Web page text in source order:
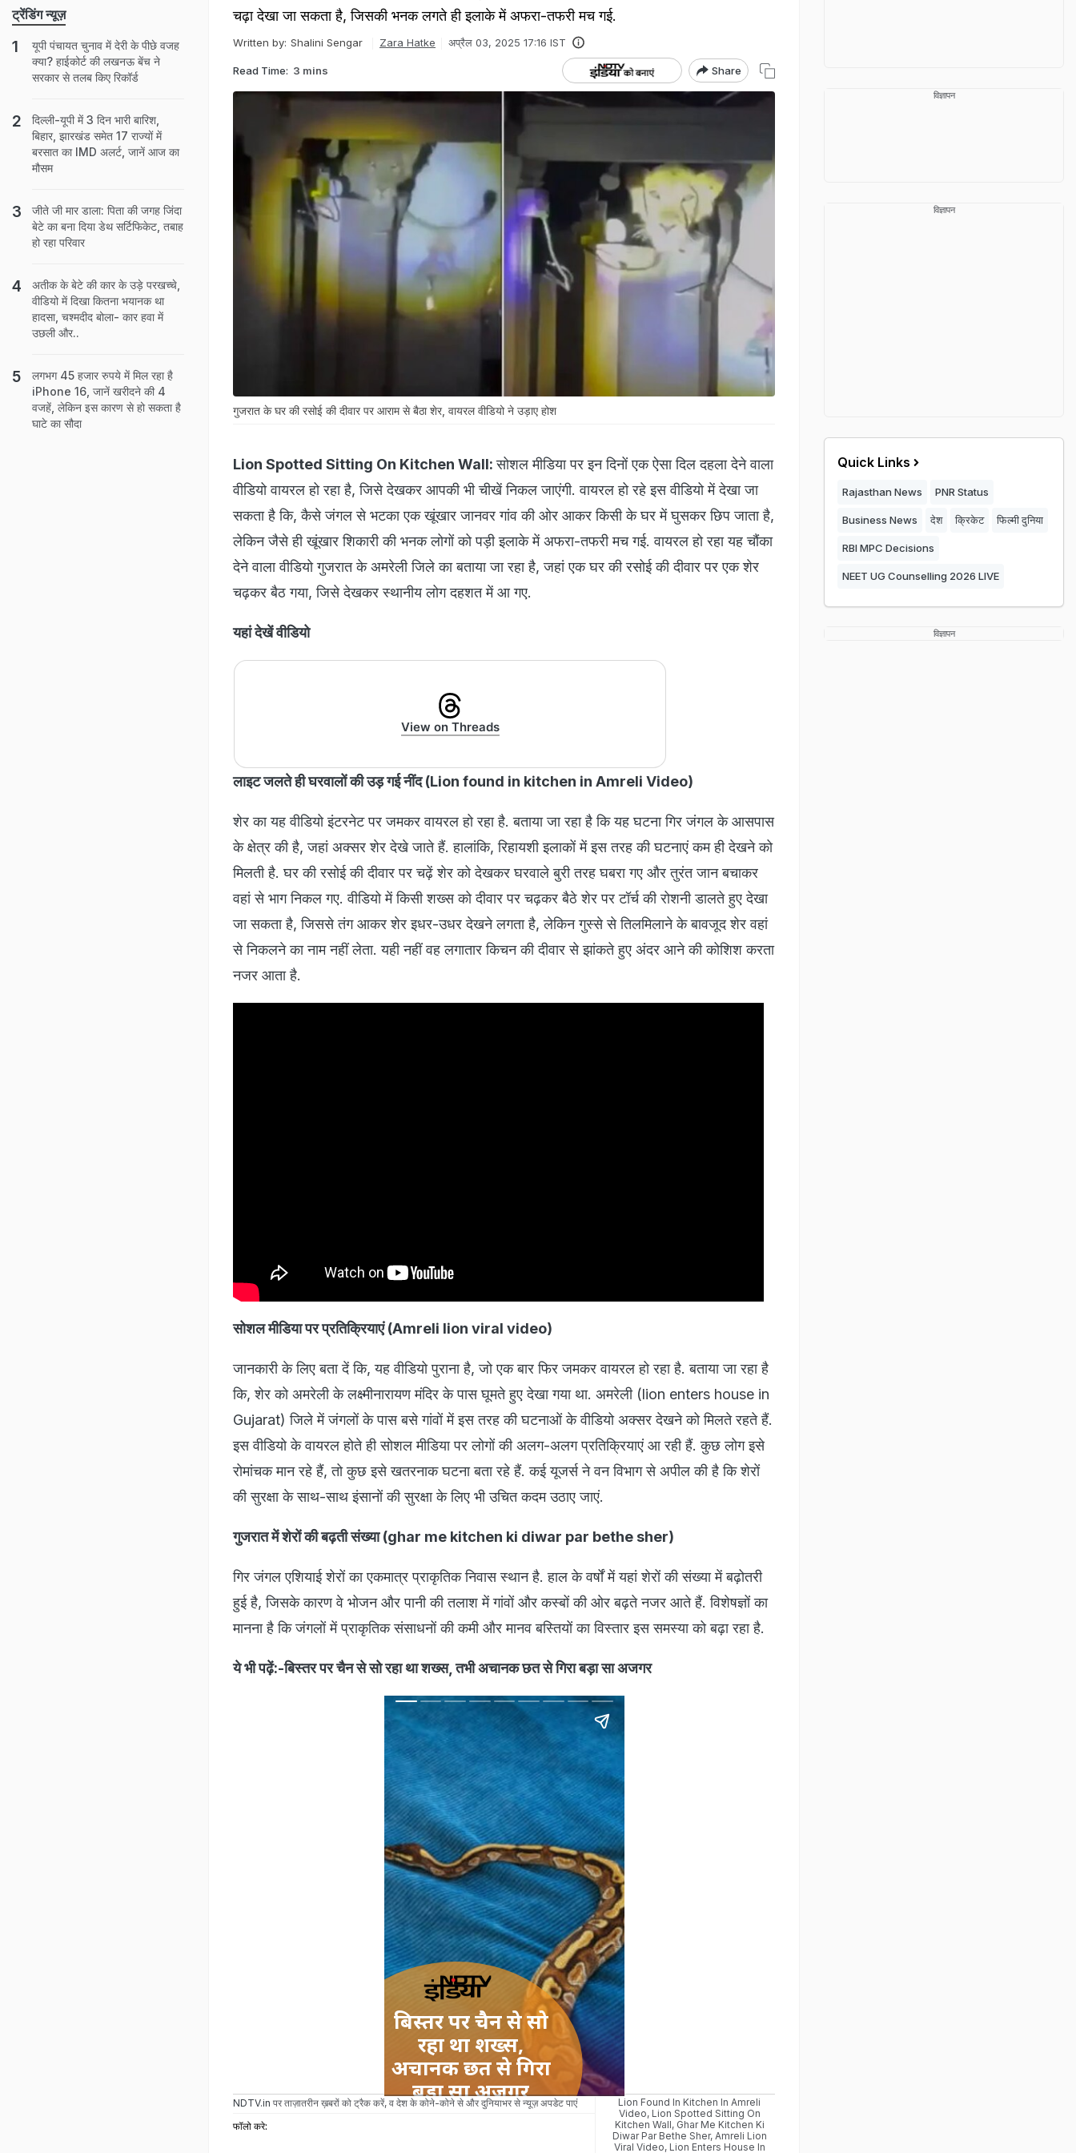
चढ़ा देखा जा सकता है, जिसकी भनक लगते ही इलाके में अफरा-तफरी मच गई.
Written by: Shalini Sengar Zara Hatke अप्रैल 03, 2025 17:16 IST
Read Time: 3 mins Share
गुजरात के घर की रसोई की दीवार पर आराम से बैठा शेर, वायरल वीडियो ने उड़ाए होश
Lion Spotted Sitting On Kitchen Wall:सोशल मीडिया पर इन दिनों एक ऐसा दिल दहला देने वाला
वीडियो वायरल हो रहा है, जिसे देखकर आपकी भी चीखें निकल जाएंगी. वायरल हो रहे इस वीडियो में देखा जा
सकता है कि, कैसे जंगल से भटका एक खूंखार जानवर गांव की ओर आकर किसी के घर में घुसकर छिप जाता है,
लेकिन जैसे ही खूंखार शिकारी की भनक लोगों को पड़ी इलाके में अफरा-तफरी मच गई. वायरल हो रहा यह चौंका
देने वाला वीडियो गुजरात के अमरेली जिले का बताया जा रहा है, जहां एक घर की रसोई की दीवार पर एक शेर
चढ़कर बैठ गया, जिसे देखकर स्थानीय लोग दहशत में आ गए.
यहां देखें वीडियो
View on Threads
लाइट जलते ही घरवालों की उड़ गई नींद (Lion found in kitchen in Amreli Video)
शेर का यह वीडियो इंटरनेट पर जमकर वायरल हो रहा है. बताया जा रहा है कि यह घटना गिर जंगल के आसपास
के क्षेत्र की है, जहां अक्सर शेर देखे जाते हैं. हालांकि, रिहायशी इलाकों में इस तरह की घटनाएं कम ही देखने को
मिलती है. घर की रसोई की दीवार पर चढ़ें शेर को देखकर घरवाले बुरी तरह घबरा गए और तुरंत जान बचाकर
वहां से भाग निकल गए. वीडियो में किसी शख्स को दीवार पर चढ़कर बैठे शेर पर टॉर्च की रोशनी डालते हुए देखा
जा सकता है, जिससे तंग आकर शेर इधर-उधर देखने लगता है, लेकिन गुस्से से तिलमिलाने के बावजूद शेर वहां
से निकलने का नाम नहीं लेता. यही नहीं वह लगातार किचन की दीवार से झांकते हुए अंदर आने की कोशिश करता
नजर आता है.
सोशल मीडिया पर प्रतिक्रियाएं (Amreli lion viral video)
जानकारी के लिए बता दें कि, यह वीडियो पुराना है, जो एक बार फिर जमकर वायरल हो रहा है. बताया जा रहा है
कि, शेर को अमरेली के लक्ष्मीनारायण मंदिर के पास घूमते हुए देखा गया था. अमरेली (lion enters house in
Gujarat) जिले में जंगलों के पास बसे गांवों में इस तरह की घटनाओं के वीडियो अक्सर देखने को मिलते रहते हैं.
इस वीडियो के वायरल होते ही सोशल मीडिया पर लोगों की अलग-अलग प्रतिक्रियाएं आ रही हैं. कुछ लोग इसे
रोमांचक मान रहे हैं, तो कुछ इसे खतरनाक घटना बता रहे हैं. कई यूजर्स ने वन विभाग से अपील की है कि शेरों
की सुरक्षा के साथ-साथ इंसानों की सुरक्षा के लिए भी उचित कदम उठाए जाएं.
गुजरात में शेरों की बढ़ती संख्या (ghar me kitchen ki diwar par bethe sher)
गिर जंगल एशियाई शेरों का एकमात्र प्राकृतिक निवास स्थान है. हाल के वर्षों में यहां शेरों की संख्या में बढ़ोतरी
हुई है, जिसके कारण वे भोजन और पानी की तलाश में गांवों और कस्बों की ओर बढ़ते नजर आते हैं. विशेषज्ञों का
मानना है कि जंगलों में प्राकृतिक संसाधनों की कमी और मानव बस्तियों का विस्तार इस समस्या को बढ़ा रहा है.
ये भी पढ़ें:-बिस्तर पर चैन से सो रहा था शख्स, तभी अचानक छत से गिरा बड़ा सा अजगर
NDTV.in पर ताज़ातरीन ख़बरों को ट्रैक करें, व देश के कोने-कोने से और दुनियाभर से न्यूज़ अपडेट पाएं
फॉलो करे:
Lion Found In Kitchen In Amreli
Video, Lion Spotted Sitting On
Kitchen Wall, Ghar Me Kitchen Ki
Diwar Par Bethe Sher, Amreli Lion
Viral Video, Lion Enters House In
ट्रेंडिंग न्यूज़
यूपी पंचायत चुनाव में देरी के पीछे वजह
क्या? हाईकोर्ट की लखनऊ बेंच ने
सरकार से तलब किए रिकॉर्ड
दिल्ली-यूपी में 3 दिन भारी बारिश,
बिहार, झारखंड समेत 17 राज्यों में
बरसात का IMD अलर्ट, जानें आज का
मौसम
जीते जी मार डाला: पिता की जगह जिंदा
बेटे का बना दिया डेथ सर्टिफिकेट, तबाह
हो रहा परिवार
अतीक के बेटे की कार के उड़े परखच्चे,
वीडियो में दिखा कितना भयानक था
हादसा, चश्मदीद बोला- कार हवा में
उछली और..
लगभग 45 हजार रुपये में मिल रहा है
iPhone 16, जानें खरीदने की 4
वजहें, लेकिन इस कारण से हो सकता है
घाटे का सौदा
विज्ञापन
विज्ञापन
Quick Links
Rajasthan News PNR Status
Business News देश क्रिकेट फिल्मी दुनिया
RBI MPC Decisions
NEET UG Counselling 2026 LIVE
विज्ञापन